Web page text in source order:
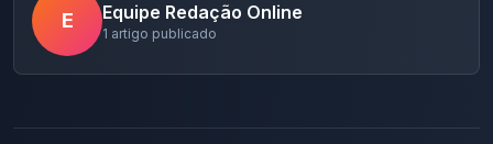
E Equipe Redação Online
1 artigo publicado